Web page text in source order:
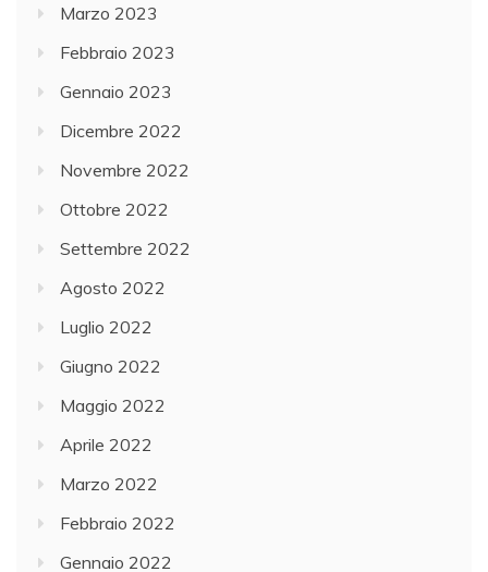
Marzo 2023
Febbraio 2023
Gennaio 2023
Dicembre 2022
Novembre 2022
Ottobre 2022
Settembre 2022
Agosto 2022
Luglio 2022
Giugno 2022
Maggio 2022
Aprile 2022
Marzo 2022
Febbraio 2022
Gennaio 2022